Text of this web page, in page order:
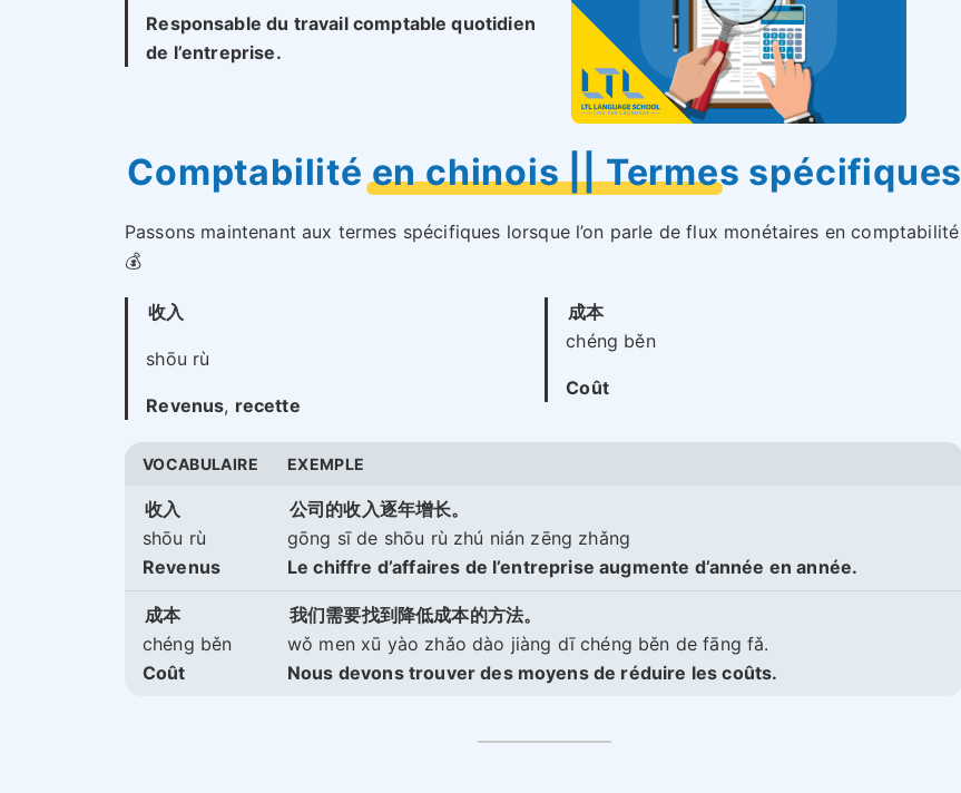
Responsable du travail comptable quotidien
de l’entreprise.
Comptabilité en chinois || Termes spécifiques
Passons maintenant aux termes spécifiques lorsque l’on parle de flux monétaires en comptabilité
💰
收入
shōu rù
Revenus, recette
成本
chéng běn
Coût
VOCABULAIRE EXEMPLE
收入
shōu rù
Revenus
公司的收入逐年增长。
gōng sī de shōu rù zhú nián zēng zhǎng
Le chiffre d’affaires de l’entreprise augmente d’année en année.
成本
chéng běn
Coût
我们需要找到降低成本的方法。
wǒ men xū yào zhǎo dào jiàng dī chéng běn de fāng fǎ.
Nous devons trouver des moyens de réduire les coûts.